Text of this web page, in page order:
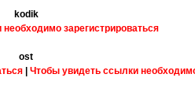
kodik
зарегистрироваться
ost
| Чтобы увидеть ссылки